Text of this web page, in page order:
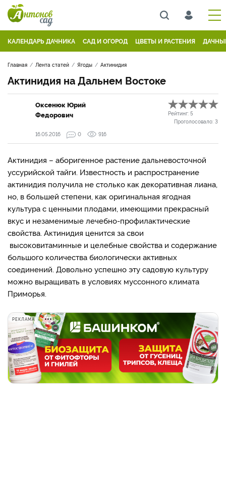
КАЛЕНДАРЬ ДАЧНИКА САД И ОГОРОД ЦВЕТЫ И РАСТЕНИЯ
Главная Лента статей Ягоды Актинидия
Актинидия на Дальнем Востоке
Оксенюк Юрий
Федорович
Рейтинг: 5
Проголосовало: 3
16.05.2016
0 916
Актинидия – аборигенное растение дальневосточной
уссурийской тайги. Известность и распространение
актинидия получила не столько как декоративная лиана,
но, в большей степени, как оригинальная ягодная
культура с ценными плодами, имеющими прекрасный
вкус и незаменимые лечебно-профилактические
свойства. Актинидия ценится за свои
высоковитаминные и целебные свойства и содержание
большого количества биологически активных
соединений. Довольно успешно эту садовую культуру
можно выращивать в условиях муссонного климата
Приморья.
РЕКЛАМА